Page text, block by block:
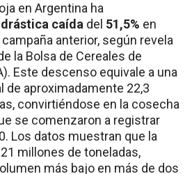
en Argentina ha
drástica caída del 51,5% en
anterior, según revela
la Bolsa de Cereales de
Este descenso equivale a una
de aproximadamente 22,3
convirtiéndose en la cosecha
se comenzaron a registrar
Los datos muestran que la
millones de toneladas,
más bajo en más de dos